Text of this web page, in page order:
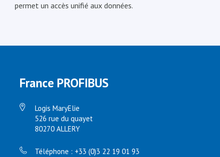
permet un accès unifié aux données.
France PROFIBUS
Logis MaryElie
526 rue du quayet
80270 ALLERY
Téléphone : +33 (0)3 22 19 01 93